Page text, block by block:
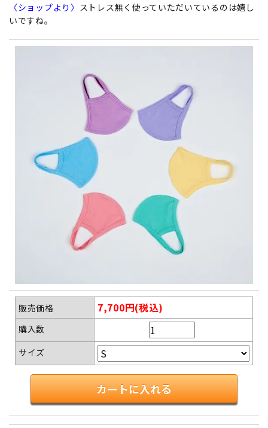
〈ショップより〉 ストレス無く使っていただいているのは嬉し
いですね。
販売価格 7,700円(税込)
購入数
サイズ